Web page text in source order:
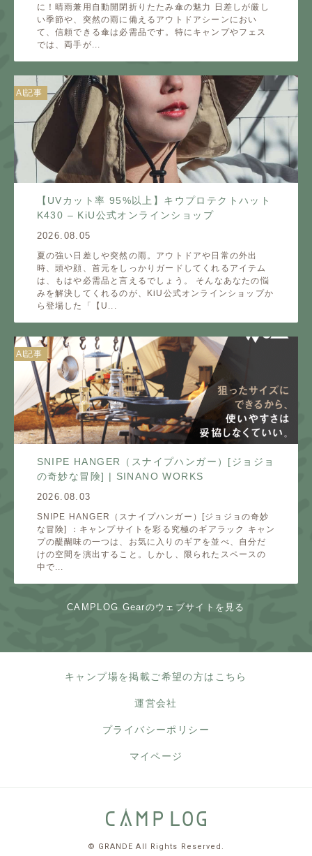
に！晴雨兼用自動開閉折りたたみ傘の魅力 日差しが厳し
い季節や、突然の雨に備えるアウトドアシーンにおい
て、信頼できる傘は必需品です。特にキャンプやフェス
では、両手が...
AI記事
【UVカット率 95%以上】キウプロテクトハット
K430 – KiU公式オンラインショップ
2026.08.05
夏の強い日差しや突然の雨。アウトドアや日常の外出
時、頭や顔、首元をしっかりガードしてくれるアイテム
は、もはや必需品と言えるでしょう。 そんなあなたの悩
みを解決してくれるのが、KiU公式オンラインショップか
ら登場した「【U...
AI記事
SNIPE HANGER（スナイプハンガー）[ジョジョ
の奇妙な冒険] | SINANO WORKS
2026.08.03
SNIPE HANGER（スナイプハンガー）[ジョジョの奇妙
な冒険] ：キャンプサイトを彩る究極のギアラック キャン
プの醍醐味の一つは、お気に入りのギアを並べ、自分だ
けの空間を演出すること。しかし、限られたスペースの
中で...
CAMPLOG Gearのウェブサイトを見る
キャンプ場を掲載ご希望の方はこちら
運営会社
プライバシーポリシー
マイページ
© GRANDE All Rights Reserved.